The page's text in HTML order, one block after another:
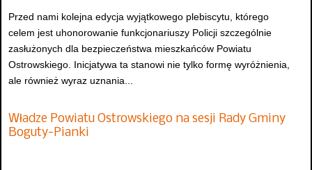
Przed nami kolejna edycja wyjątkowego plebiscytu, którego
celem jest uhonorowanie funkcjonariuszy Policji szczególnie
zasłużonych dla bezpieczeństwa mieszkańców Powiatu
Ostrowskiego. Inicjatywa ta stanowi nie tylko formę wyróżnienia,
ale również wyraz uznania...
Władze Powiatu Ostrowskiego na sesji Rady Gminy
Boguty-Pianki